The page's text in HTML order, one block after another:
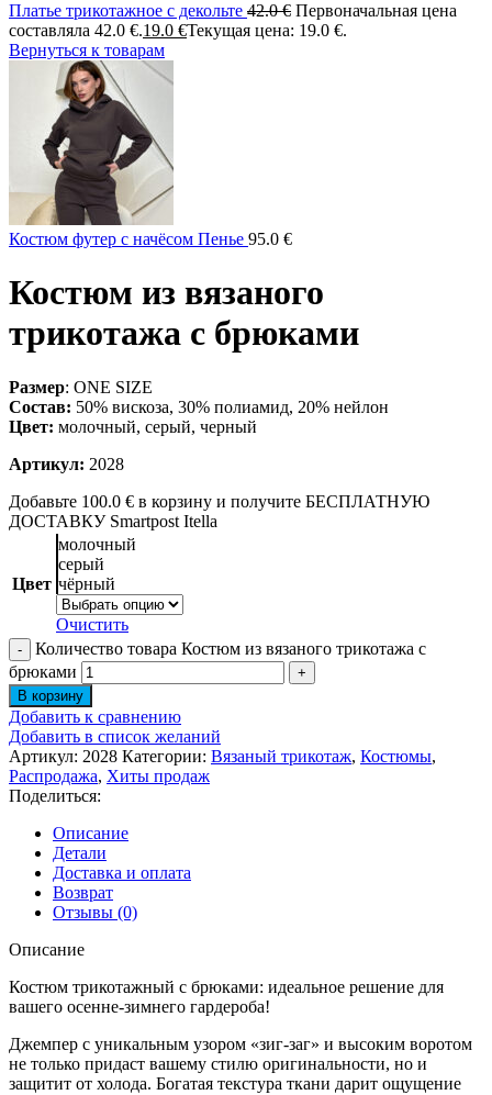
Платье трикотажное с декольте 42.0€ Первоначальная цена
составляла 42.0 €.19.0 €Текущая цена: 19.0 €.
Вернуться к товарам
Костюм футер с начёсом Пенье 95.0 €
Костюм из вязаного
трикотажа с брюками
Размер: ONE SIZE
Состав: 50% вискоза, 30% полиамид, 20% нейлон
Цвет: молочный, серый, черный
Артикул: 2028
Добавьте 100.0 € в корзину и получите БЕСПЛАТНУЮ
ДОСТАВКУ Smartpost Itella
Цвет
молочный
серый
чёрный
Очистить
Количество товара Костюм из вязаного трикотажа с
брюками
В корзину
Добавить к сравнению
Добавить в список желаний
Артикул: 2028 Категории: Вязаный трикотаж, Костюмы,
Распродажа, Хиты продаж
Поделиться:
Описание
Детали
Доставка и оплата
Возврат
Отзывы (0)
Описание
Костюм трикотажный с брюками: идеальное решение для
вашего осенне-зимнего гардероба!
Джемпер с уникальным узором «зиг-заг» и высоким воротом
не только придаст вашему стилю оригинальности, но и
защитит от холода. Богатая текстура ткани дарит ощущение